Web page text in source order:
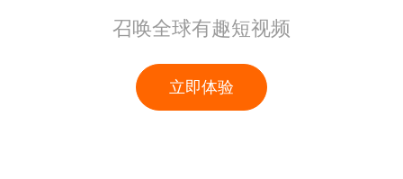
召唤全球有趣短视频
立即体验